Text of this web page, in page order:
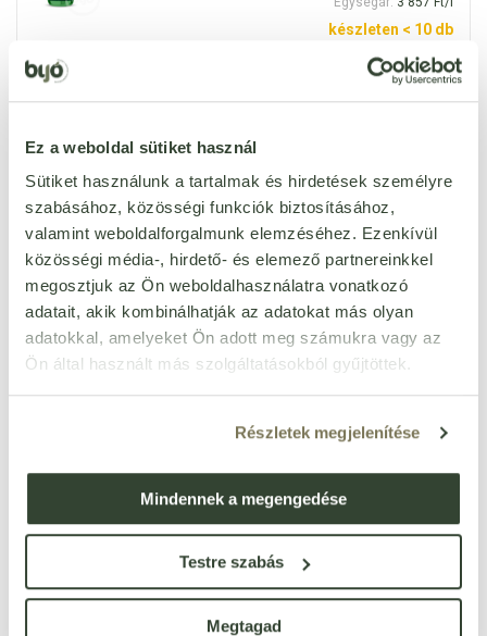
Ez a weboldal sütiket használ
Sütiket használunk a tartalmak és hirdetések személyre
szabásához, közösségi funkciók biztosításához,
valamint weboldalforgalmunk elemzéséhez. Ezenkívül
közösségi média-, hirdető- és elemező partnereinkkel
megosztjuk az Ön weboldalhasználatra vonatkozó
adatait, akik kombinálhatják az adatokat más olyan
adatokkal, amelyeket Ön adott meg számukra vagy az
Ön által használt más szolgáltatásokból gyűjtöttek.
Részletek megjelenítése
Mindennek a megengedése
Testre szabás
Megtagad
készleten < 10 db
db
utántöltő hipoallergén
1 112 Ft/l
1 001Ft
készleten < 10 db
db
Bradolife kézfertőtlenítő gél
aloe vera 50 ml
Cikkszám: 56487
folyékony szappan 300 ml
készleten